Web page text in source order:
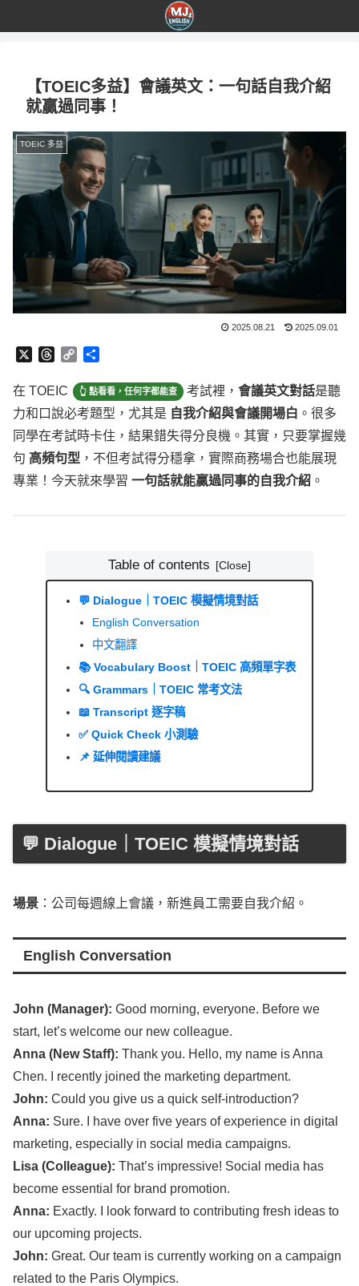
【TOEIC多益】會議英文：一句話自我介紹
就贏過同事！
TOEIC 多益
2025.08.21 2025.09.01
r
a
d
s
C
p
y
L
i
n
k
在 TOEIC 考試裡， 會議英文對話是聽力和口說必考題型，
尤其是自我介紹與會議開場白。很多同學在考試時卡住，
結果錯失得分良機。其實，只要掌握幾句高頻句型，不但
考試得分穩拿，實際商務場合也能展現專業！今天就來學習
一句話就能贏過同事的自我介紹。
Table of contents
💬 Dialogue｜TOEIC 模擬情境對話
English Conversation
中文翻譯
📚 Vocabulary Boost｜TOEIC 高頻單字表
🔍 Grammars｜TOEIC 常考文法
📖 Transcript 逐字稿
✅ Quick Check 小測驗
📌 延伸閱讀建議
💬 Dialogue｜TOEIC 模擬情境對話
場景 ：公司每週線上會議，新進員工需要自我介紹。
English Conversation
John (Manager): Good morning, everyone. Before we
start, let’s welcome our new colleague.
Anna (New Staff): Thank you. Hello, my name isAnna
Chen. I recently joined the marketing department.
John: Could you give us a quick self-introduction?
Anna: Sure. I have over five years ofexperience in digital
marketing, especially in social media campaigns.
Lisa (Colleague): That’s impressive! Social media has
become essential for brand promotion.
Anna: Exactly. I look forward to contributing fresh ideas to
our upcoming projects.
John: Great. Our team is currently working on a campaign
related to the Paris Olympics.